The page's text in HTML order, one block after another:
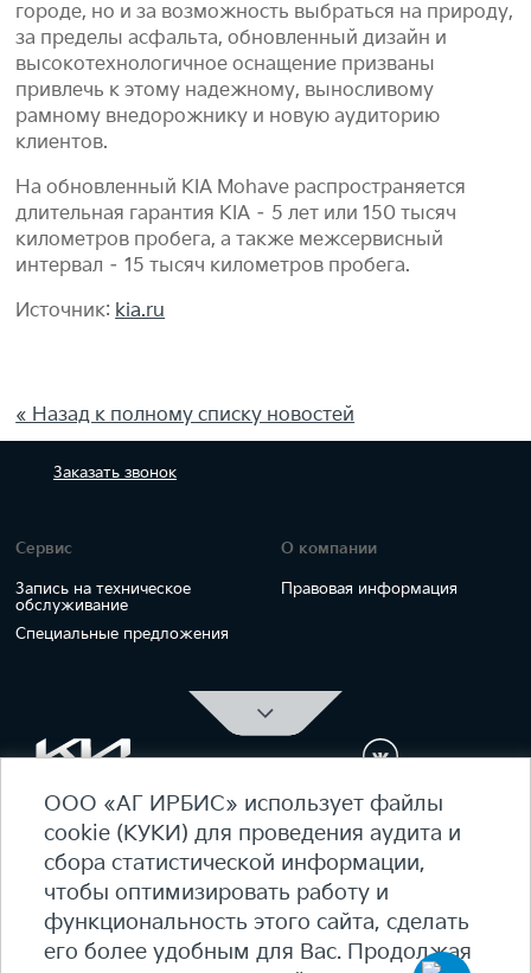
городе, но и за возможность выбраться на природу,
за пределы асфальта, обновленный дизайн и
высокотехнологичное оснащение призваны
привлечь к этому надежному, выносливому
рамному внедорожнику и новую аудиторию
клиентов.
На обновленный KIA Mohave распространяется
длительная гарантия KIA – 5 лет или 150 тысяч
километров пробега, а также межсервисный
интервал – 15 тысяч километров пробега.
Источник: kia.ru
« Назад к полному списку новостей
Заказать звонок
Сервис
Запись на техническое
обслуживание
Специальные предложения
О компании
Правовая информация
ОФИЦИАЛЬНЫЙ ДИЛЕР Kia Ирбис
ежедневно 09:00 - 21:00
7 (495) 476-39-64
Карта сайта
ООО «АГ ИРБИС» использует файлы
cookie (КУКИ) для проведения аудита и
сбора статистической информации,
чтобы оптимизировать работу и
функциональность этого сайта, сделать
его более удобным для Вас. Продолжая